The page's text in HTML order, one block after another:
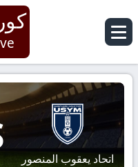
اتحاد يعقوب المنصور